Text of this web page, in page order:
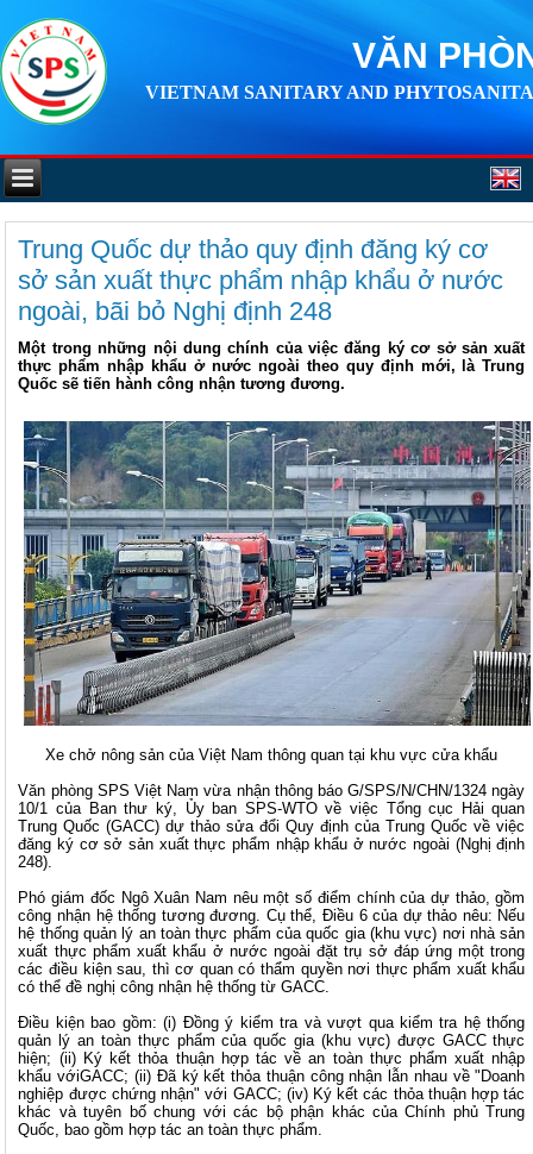
VĂN
VIETNAM SANITARY AND
Trung Quốc dự thảo quy định đăng ký cơ
sở sản xuất thực phẩm nhập khẩu ở nước
ngoài, bãi bỏ Nghị định 248
Một trong những nội dung chính của việc đăng ký cơ sở sản xuất
thực phẩm nhập khẩu ở nước ngoài theo quy định mới, là Trung
Quốc sẽ tiến hành công nhận tương đương.
Xe chở nông sản của Việt Nam thông quan tại khu vực cửa khẩu
Văn phòng SPS Việt Nam vừa nhận thông báo G/SPS/N/CHN/1324 ngày
10/1 của Ban thư ký, Ủy ban SPS-WTO về việc Tổng cục Hải quan
Trung Quốc (GACC) dự thảo sửa đổi Quy định của Trung Quốc về việc
đăng ký cơ sở sản xuất thực phẩm nhập khẩu ở nước ngoài (Nghị định
248).
Phó giám đốc Ngô Xuân Nam nêu một số điểm chính của dự thảo, gồm
công nhận hệ thống tương đương. Cụ thể, Điều 6 của dự thảo nêu: Nếu
hệ thống quản lý an toàn thực phẩm của quốc gia (khu vực) nơi nhà sản
xuất thực phẩm xuất khẩu ở nước ngoài đặt trụ sở đáp ứng một trong
các điều kiện sau, thì cơ quan có thẩm quyền nơi thực phẩm xuất khẩu
có thể đề nghị công nhận hệ thống từ GACC.
Điều kiện bao gồm: (i) Đồng ý kiểm tra và vượt qua kiểm tra hệ thống
quản lý an toàn thực phẩm của quốc gia (khu vực) được GACC thực
hiện; (ii) Ký kết thỏa thuận hợp tác về an toàn thực phẩm xuất nhập
khẩu vớiGACC; (ii) Đã ký kết thỏa thuận công nhận lẫn nhau về "Doanh
nghiệp được chứng nhận" với GACC; (iv) Ký kết các thỏa thuận hợp tác
khác và tuyên bố chung với các bộ phận khác của Chính phủ Trung
Quốc, bao gồm hợp tác an toàn thực phẩm.